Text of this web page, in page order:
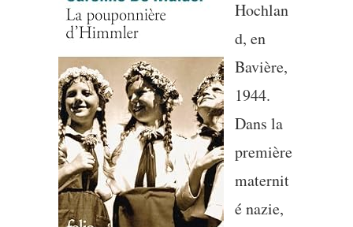
Hochlan
d, en
Bavière,
1944.
Dans la
première
maternit
é nazie,